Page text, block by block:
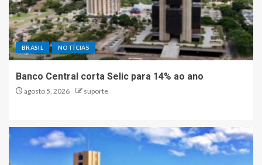
BRASIL NOTÍCIAS
Banco Central corta Selic para 14% ao ano
agosto 5, 2026 suporte